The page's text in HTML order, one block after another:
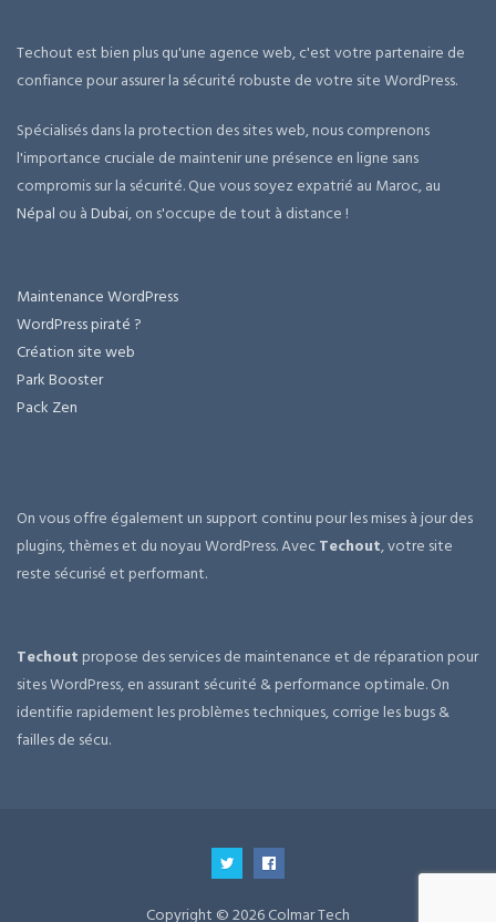
Techout est bien plus qu'une agence web, c'est votre partenaire de
confiance pour assurer la sécurité robuste de votre site WordPress.
Spécialisés dans la protection des sites web, nous comprenons
l'importance cruciale de maintenir une présence en ligne sans
compromis sur la sécurité. Que vous soyez expatrié au Maroc, au
Népal ou àDubai, on s'occupe de tout à distance !
Maintenance WordPress
WordPress piraté ?
Création site web
Park Booster
Pack Zen
On vous offre également un support continu pour les mises à jour des
plugins, thèmes et du noyau WordPress. AvecTechout, votre site
reste sécurisé et performant.
Techout propose des services de maintenance et de réparation pour
sites WordPress, en assurant sécurité & performance optimale. On
identifie rapidement les problèmes techniques, corrige les bugs &
failles de sécu.
Copyright © 2026 Colmar Tech